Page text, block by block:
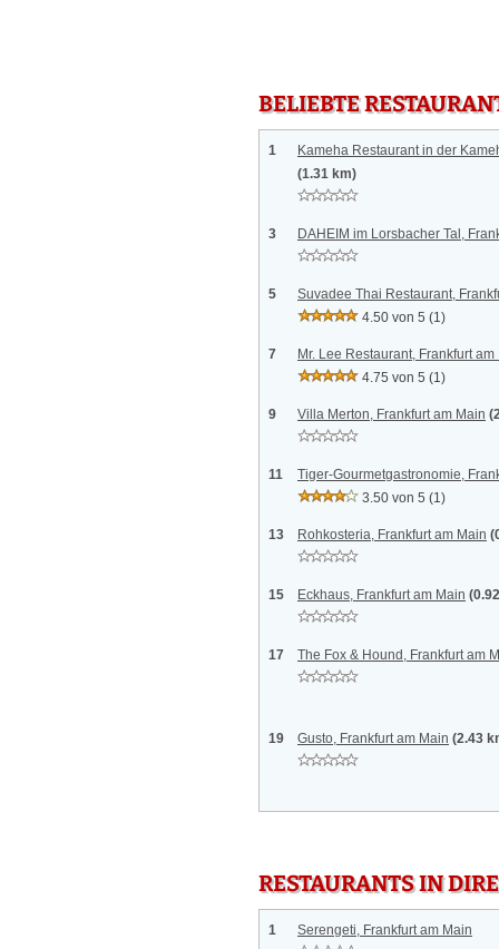
BELIEBTE
1
Kameha Restaurant in der
(1.31 km)
3 DAHEIM im Lorsbacher Tal,
5
Suvadee Thai Restaurant,
4.50 von 5 (1)
7
Mr. Lee Restaurant, Frankfurt am
4.75 von 5 (1)
9 Villa Merton, Frankfurt am Main
11
Tiger-Gourmetgastronomie,
3.50 von 5 (1)
13 Rohkosteria, Frankfurt am Main
15 Eckhaus, Frankfurt am Main
17 The Fox & Hound, Frankfurt am
19 Gusto, Frankfurt am Main (2.43
RESTAURANTS IN
1 Serengeti, Frankfurt am Main